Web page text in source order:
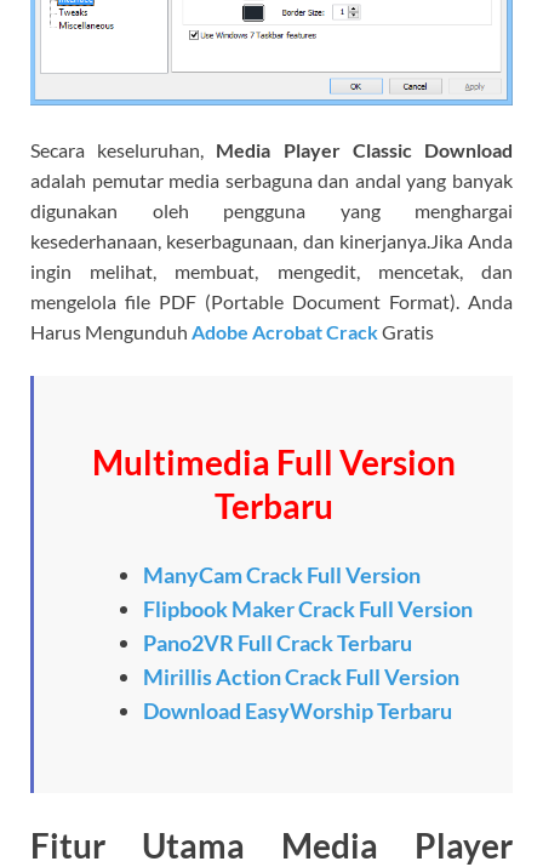
Secara keseluruhan, Media Player Classic Download
adalah pemutar media serbaguna dan andal yang banyak
digunakan oleh pengguna yang menghargai
kesederhanaan, keserbagunaan, dan kinerjanya.Jika Anda
ingin melihat, membuat, mengedit, mencetak, dan
mengelola file PDF (Portable Document Format). Anda
Harus Mengunduh Adobe Acrobat CrackGratis
Multimedia Full Version
Terbaru
ManyCam Crack Full Version
Flipbook Maker Crack Full Version
Pano2VR Full Crack Terbaru
Mirillis Action Crack Full Version
Download EasyWorship Terbaru
Fitur Utama Media Player